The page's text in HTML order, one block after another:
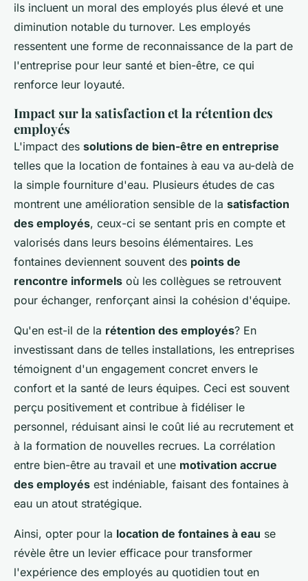
ils incluent un moral des employés plus élevé et une
diminution notable du turnover. Les employés
ressentent une forme de reconnaissance de la part de
l'entreprise pour leur santé et bien-être, ce qui
renforce leur loyauté.
Impact sur la satisfaction et la rétention des
employés
L'impact des solutions de bien-être en entreprise
telles que la location de fontaines à eau va au-delà de
la simple fourniture d'eau. Plusieurs études de cas
montrent une amélioration sensible de la satisfaction
des employés, ceux-ci se sentant pris en compte et
valorisés dans leurs besoins élémentaires. Les
fontaines deviennent souvent des points de
rencontre informels où les collègues se retrouvent
pour échanger, renforçant ainsi la cohésion d'équipe.
Qu'en est-il de la rétention des employés? En
investissant dans de telles installations, les entreprises
témoignent d'un engagement concret envers le
confort et la santé de leurs équipes. Ceci est souvent
perçu positivement et contribue à fidéliser le
personnel, réduisant ainsi le coût lié au recrutement et
à la formation de nouvelles recrues. La corrélation
entre bien-être au travail et une motivation accrue
des employés est indéniable, faisant des fontaines à
eau un atout stratégique.
Ainsi, opter pour la location de fontaines à eau se
révèle être un levier efficace pour transformer
l'expérience des employés au quotidien tout en